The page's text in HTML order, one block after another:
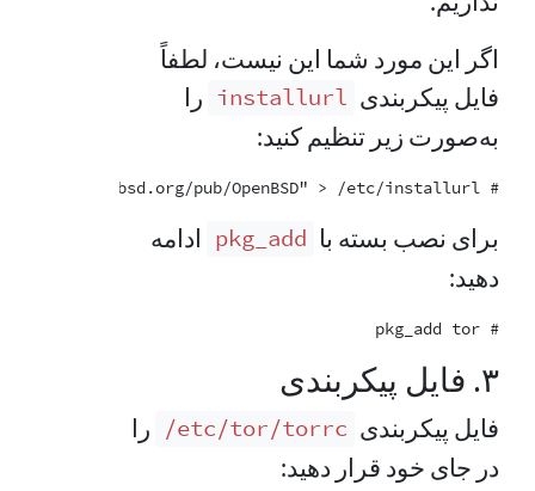
اگر این مورد شما این نیست، لطفاً
فایل پیکربندی installurl را
به‌صورت زیر تنظیم کنید:
# echo "https://cdn.openbsd.org/pub/OpenBSD" > /etc/installurl
برای نصب بسته با pkg_add
ادامه
دهید:
# pkg_add tor
۳. فایل پیکربندی
فایل پیکربندی ‎/etc/tor/torrc
را
در جای خود قرار دهید: